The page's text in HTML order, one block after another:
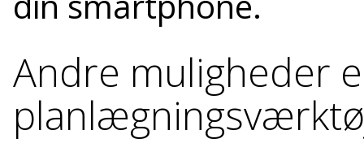
Andre muligheder